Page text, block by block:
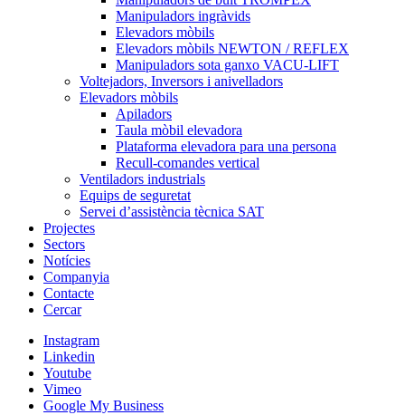
Manipuladors ingràvids
Elevadors mòbils
Elevadors mòbils NEWTON / REFLEX
Manipuladors sota ganxo VACU-LIFT
Voltejadors, Inversors i anivelladors
Elevadors mòbils
Apiladors
Taula mòbil elevadora
Plataforma elevadora para una persona
Recull-comandes vertical
Ventiladors industrials
Equips de seguretat
Servei d’assistència tècnica SAT
Projectes
Sectors
Notícies
Companyia
Contacte
Cercar
Instagram
Linkedin
Youtube
Vimeo
Google My Business